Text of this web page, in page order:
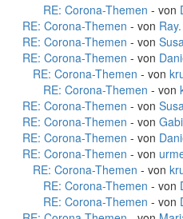
RE: Corona-Themen - von
RE: Corona-Themen - von Ray.
RE: Corona-Themen - von
RE: Corona-Themen - von
RE: Corona-Themen - von
RE: Corona-Themen - von
RE: Corona-Themen - von
RE: Corona-Themen - von
RE: Corona-Themen - von
RE: Corona-Themen - von
RE: Corona-Themen - von
RE: Corona-Themen - von
RE: Corona-Themen - von